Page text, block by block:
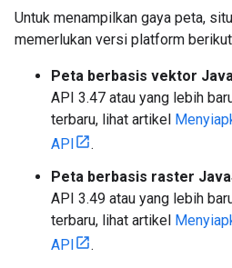
Untuk menampilkan gaya peta,
memerlukan versi platform
Peta berbasis vektor
API 3.47 atau yang lebih
terbaru, lihat artikel
API
.
Peta berbasis raster
API 3.49 atau yang lebih
terbaru, lihat artikel
API
.